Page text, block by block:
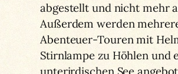
abgestellt und nicht mehr
Außerdem werden
Abenteuer-Touren mit
Stirnlampe zu Höhlen und